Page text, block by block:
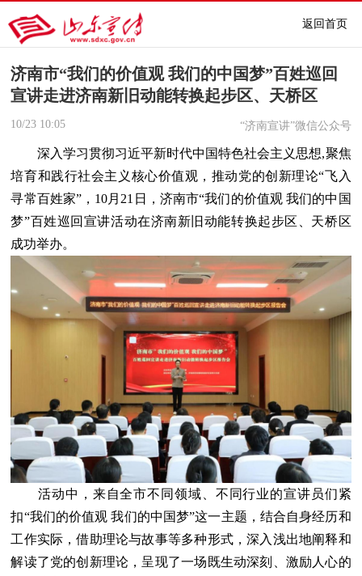
返回首页
济南市“我们的价值观 我们的中国梦”百姓巡回
宣讲走进济南新旧动能转换起步区、天桥区
10/23 10:05 “济南宣讲”微信公众号
深入学习贯彻习近平新时代中国特色社会主义思想,聚焦
培育和践行社会主义核心价值观，推动党的创新理论“飞入
寻常百姓家”，10月21日，济南市“我们的价值观 我们的中国
梦”百姓巡回宣讲活动在济南新旧动能转换起步区、天桥区
成功举办。
活动中，来自全市不同领域、不同行业的宣讲员们紧
扣“我们的价值观 我们的中国梦”这一主题，结合自身经历和
工作实际，借助理论与故事等多种形式，深入浅出地阐释和
解读了党的创新理论，呈现了一场既生动深刻、激励人心的